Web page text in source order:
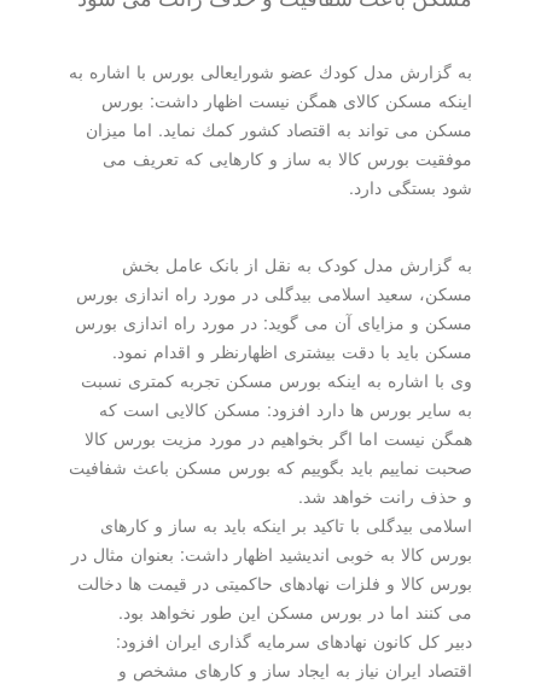
به گزارش مدل كودك عضو شورایعالی بورس با اشاره به
اینكه مسكن كالای همگن نیست اظهار داشت: بورس
مسكن می تواند به اقتصاد كشور كمك نماید. اما میزان
موفقیت بورس كالا به ساز و كارهایی كه تعریف می
شود بستگی دارد.
به گزارش مدل کودک به نقل از بانک عامل بخش
مسکن، سعید اسلامی بیدگلی در مورد راه اندازی بورس
مسکن و مزایای آن می گوید: در مورد راه اندازی بورس
مسکن باید با دقت بیشتری اظهارنظر و اقدام نمود.
وی با اشاره به اینکه بورس مسکن تجربه کمتری نسبت
به سایر بورس ها دارد افزود: مسکن کالایی است که
همگن نیست اما اگر بخواهیم در مورد مزیت بورس کالا
صحبت نماییم باید بگوییم که بورس مسکن باعث شفافیت
و حذف رانت خواهد شد.
اسلامی بیدگلی با تاکید بر اینکه باید به ساز و کارهای
بورس کالا به خوبی اندیشید اظهار داشت: بعنوان مثال در
بورس کالا و فلزات نهادهای حاکمیتی در قیمت ها دخالت
می کنند اما در بورس مسکن این طور نخواهد بود.
دبیر کل کانون نهادهای سرمایه گذاری ایران افزود:
اقتصاد ایران نیاز به ایجاد ساز و کارهای مشخص و